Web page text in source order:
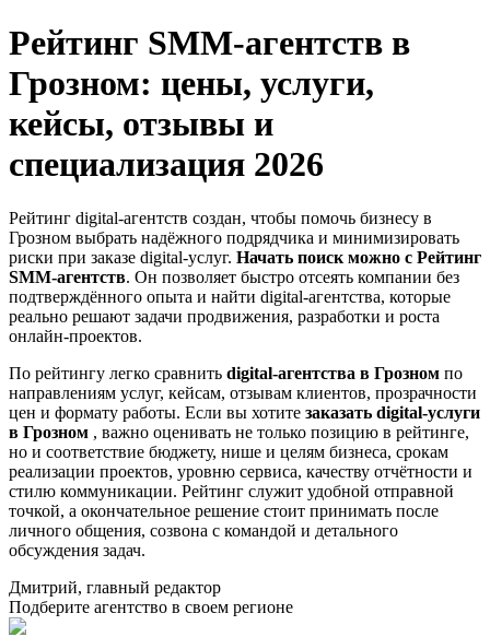
Рейтинг SMM‑агентств в
Грозном: цены, услуги,
кейсы, отзывы и
специализация 2026
Рейтинг digital-агентств создан, чтобы помочь бизнесу в
Грозном выбрать надёжного подрядчика и минимизировать
риски при заказе digital-услуг. Начать поиск можно с Рейтинг
SMM‑агентств. Он позволяет быстро отсеять компании без
подтверждённого опыта и найти digital-агентства, которые
реально решают задачи продвижения, разработки и роста
онлайн-проектов.
По рейтингу легко сравнить digital-агентства в Грозном по
направлениям услуг, кейсам, отзывам клиентов, прозрачности
цен и формату работы. Если вы хотите заказать digital-услуги
в Грозном , важно оценивать не только позицию в рейтинге,
но и соответствие бюджету, нише и целям бизнеса, срокам
реализации проектов, уровню сервиса, качеству отчётности и
стилю коммуникации. Рейтинг служит удобной отправной
точкой, а окончательное решение стоит принимать после
личного общения, созвона с командой и детального
обсуждения задач.
Дмитрий, главный редактор
Подберите агентство в своем регионе